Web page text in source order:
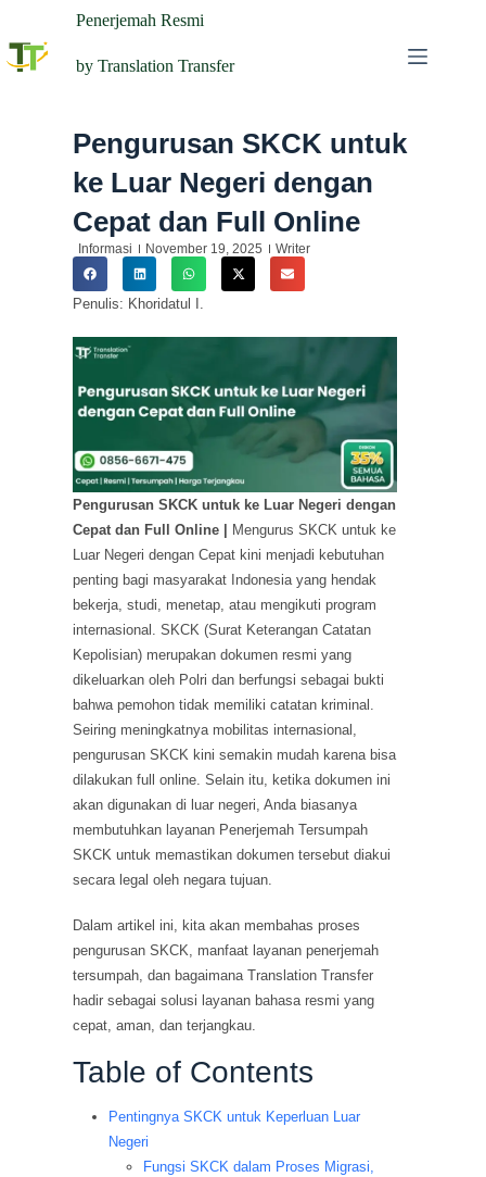
Penerjemah Resmi
by Translation Transfer
Pengurusan SKCK untuk
ke Luar Negeri dengan
Cepat dan Full Online
Informasi November 19, 2025 Writer
Penulis: Khoridatul I.
Pengurusan SKCK untuk ke Luar Negeri dengan
Cepat dan Full Online |
Mengurus SKCK untuk ke
Luar Negeri dengan Cepat kini menjadi kebutuhan
penting bagi masyarakat Indonesia yang hendak
bekerja, studi, menetap, atau mengikuti program
internasional. SKCK (Surat Keterangan Catatan
Kepolisian) merupakan dokumen resmi yang
dikeluarkan oleh Polri dan berfungsi sebagai bukti
bahwa pemohon tidak memiliki catatan kriminal.
Seiring meningkatnya mobilitas internasional,
pengurusan SKCK kini semakin mudah karena bisa
dilakukan full online. Selain itu, ketika dokumen ini
akan digunakan di luar negeri, Anda biasanya
membutuhkan layanan Penerjemah Tersumpah
SKCK untuk memastikan dokumen tersebut diakui
secara legal oleh negara tujuan.
Dalam artikel ini, kita akan membahas proses
pengurusan SKCK, manfaat layanan penerjemah
tersumpah, dan bagaimana Translation Transfer
hadir sebagai solusi layanan bahasa resmi yang
cepat, aman, dan terjangkau.
Table of Contents
Pentingnya SKCK untuk Keperluan Luar
Negeri
Fungsi SKCK dalam Proses Migrasi,